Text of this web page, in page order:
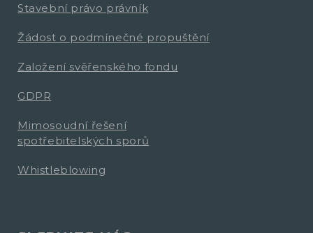
Stavební právo právník
Žádost o podmínečné propuštění
Založení svěřenského fondu
GDPR
Mimosoudní řešení
spotřebitelských sporů
Whistleblowing